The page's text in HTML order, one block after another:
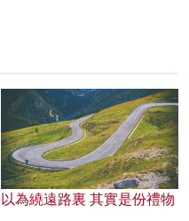
以為繞遠路裏 其實是份禮物